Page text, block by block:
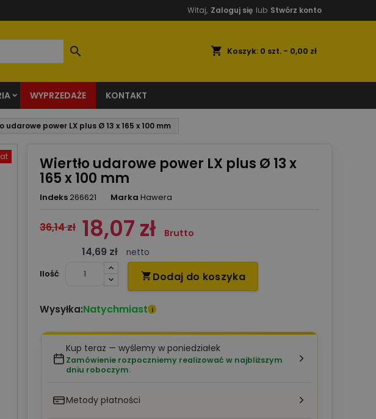
Witaj, Zaloguj się lub Stwórz konto
shopping_cart Koszyk: 0 szt. - 0,00 zł

WYPRZEDAŻE KONTAKT
udarowe power LX plus Ø 13 x 165 x 100 mm
Wiertło udarowe power LX plus Ø 13 x
165 x 100 mm
Indeks 266621 Marka Hawera
36,14 zł 18,07 zł Brutto
14,69 zł
netto
Ilość
 Dodaj do koszyka
Wysyłka:Natychmiast i
Kup teraz — wyślemy w poniedziałek
Zamówienie rozpoczniemy realizować w najbliższym
dniu roboczym.
Metody płatności